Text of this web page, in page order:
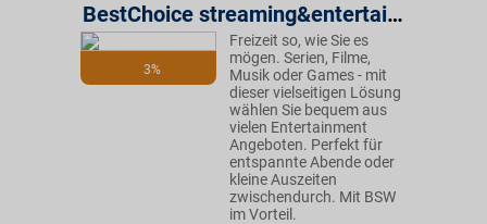
3%
BestChoice streaming&entertainment
Freizeit so, wie Sie es
mögen. Serien, Filme,
Musik oder Games - mit
dieser vielseitigen Lösung
wählen Sie bequem aus
vielen Entertainment
Angeboten. Perfekt für
entspannte Abende oder
kleine Auszeiten
zwischendurch. Mit BSW
im Vorteil.